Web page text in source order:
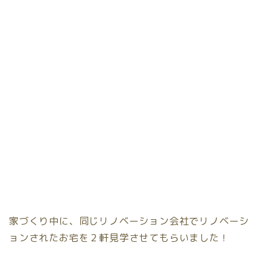
家づくり中に、同じリノベーション会社でリノベーシ
ョンされたお宅を２軒見学させてもらいました！